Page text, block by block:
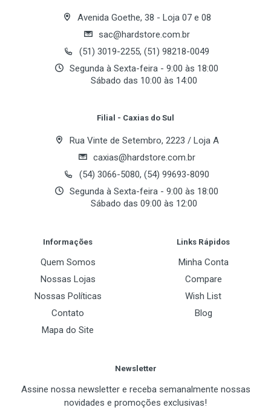
Email Address
Avenida Goethe, 38 - Loja 07 e 08
sac@hardstore.com.br
(51) 3019-2255, (51) 98218-0049
Segunda à Sexta-feira - 9:00 às 18:00
Sábado das 10:00 às 14:00
Filial - Caxias do Sul
Rua Vinte de Setembro, 2223 / Loja A
caxias@hardstore.com.br
(54) 3066-5080, (54) 99693-8090
Segunda à Sexta-feira - 9:00 às 18:00
Sábado das 09:00 às 12:00
Informações
Quem Somos
Nossas Lojas
Nossas Políticas
Contato
Mapa do Site
Links Rápidos
Minha Conta
Compare
Wish List
Blog
Newsletter
Assine nossa newsletter e receba semanalmente nossas
novidades e promoções exclusivas!